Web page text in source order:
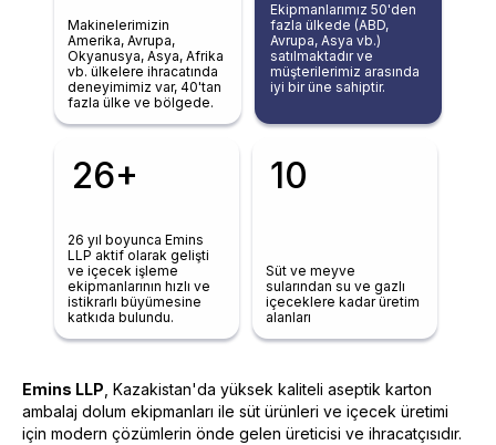
10
26+
Ekipmanlarımız 50'den
fazla ülkede (ABD,
Avrupa, Asya vb.)
satılmaktadır ve
müşterilerimiz arasında
iyi bir üne sahiptir.
Süt ve meyve
sularından su ve gazlı
içeceklere kadar üretim
alanları
26 yıl boyunca Emins
LLP aktif olarak gelişti
ve içecek işleme
ekipmanlarının hızlı ve
istikrarlı büyümesine
katkıda bulundu.
Makinelerimizin
Amerika, Avrupa,
Okyanusya, Asya, Afrika
vb. ülkelere ihracatında
deneyimimiz var, 40'tan
fazla ülke ve bölgede.
Emins LLP , Kazakistan'da yüksek kaliteli aseptik karton
ambalaj dolum ekipmanları ile süt ürünleri ve içecek üretimi
için modern çözümlerin önde gelen üreticisi ve ihracatçısıdır.